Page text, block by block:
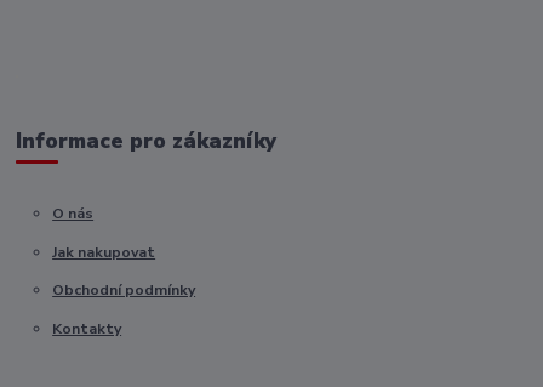
Informace pro zákazníky
O nás
Jak nakupovat
Obchodní podmínky
Kontakty